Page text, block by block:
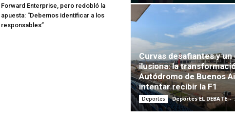
Forward Enterprise, pero redobló la
apuesta: “Debemos identificar a los
responsables”
Curvas desafiantes y un
ilusiona: la
Autódromo de Buenos
intentar recibir la F1
Deportes Deportes EL DEBATE -